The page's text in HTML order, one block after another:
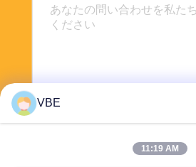
VBE
11:19 AM